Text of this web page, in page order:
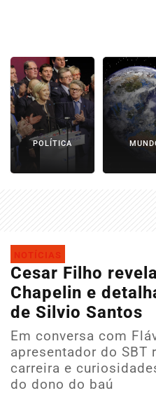
POLÍTICA
NOTÍCIAS
Cesar Filho
Chapelin e
de Silvio Santos
Em conversa com
apresentador do
carreira e
do dono do baú